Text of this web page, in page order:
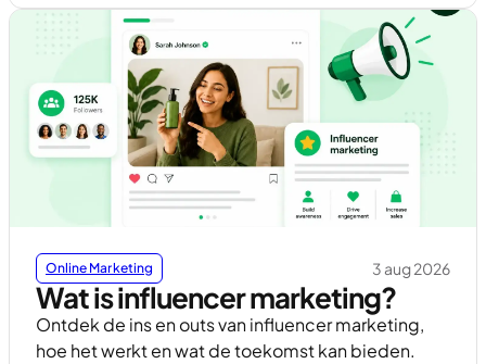
Online Marketing 3 aug 2026
Wat is influencer marketing?
Ontdek de ins en outs van influencer marketing,
hoe het werkt en wat de toekomst kan bieden.